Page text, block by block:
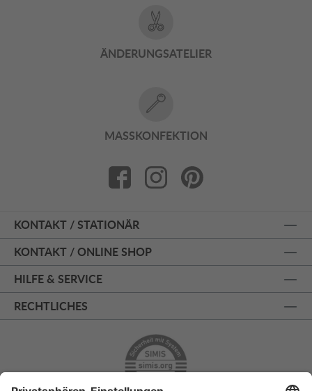
ÄNDERUNGSATELIER
MASSKONFEKTION
KONTAKT / STATIONÄR
KONTAKT / ONLINE SHOP
HILFE & SERVICE
RECHTLICHES